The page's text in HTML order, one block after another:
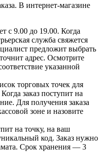
В интернет-магазине
с 9.00 до 19.00. Когда
служба свяжется
предложит выбрать
адрес. Осмотрите
указанной
торговых точек для
заказ поступит на
Для получения заказа
зоне и назовите
на точку, на ваш
код. Заказ нужно
Срок хранения — 3